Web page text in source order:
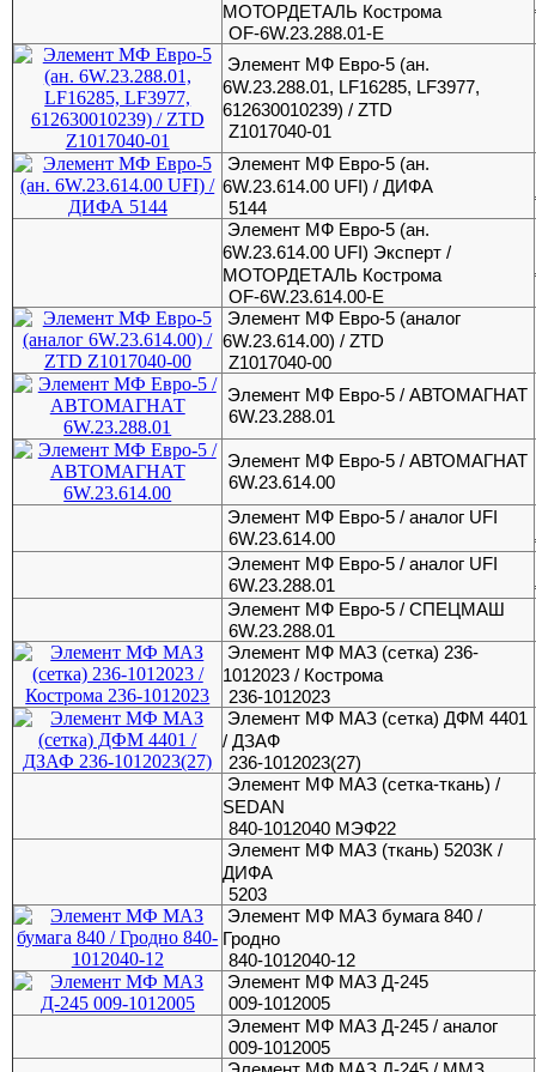
МОТОРДЕТАЛЬ Кострома
OF-6W.23.288.01-E
Элемент МФ Евро-5 (ан.
6W.23.288.01, LF16285, LF3977,
612630010239) / ZTD
Z1017040-01
Элемент МФ Евро-5 (ан.
6W.23.614.00 UFI) / ДИФА
5144
Элемент МФ Евро-5 (ан.
6W.23.614.00 UFI) Эксперт /
МОТОРДЕТАЛЬ Кострома
OF-6W.23.614.00-E
Элемент МФ Евро-5 (аналог
6W.23.614.00) / ZTD
Z1017040-00
Элемент МФ Евро-5 / АВТОМАГНАТ
6W.23.288.01
Элемент МФ Евро-5 / АВТОМАГНАТ
6W.23.614.00
Элемент МФ Евро-5 / аналог UFI
6W.23.614.00
Элемент МФ Евро-5 / аналог UFI
6W.23.288.01
Элемент МФ Евро-5 / СПЕЦМАШ
6W.23.288.01
Элемент МФ МАЗ (сетка) 236-
1012023 / Кострома
236-1012023
Элемент МФ МАЗ (сетка) ДФМ 4401
/ ДЗАФ
236-1012023(27)
Элемент МФ МАЗ (сетка-ткань) /
SEDAN
840-1012040 МЭФ22
Элемент МФ МАЗ (ткань) 5203К /
ДИФА
5203
Элемент МФ МАЗ бумага 840 /
Гродно
840-1012040-12
Элемент МФ МАЗ Д-245
009-1012005
Элемент МФ МАЗ Д-245 / аналог
009-1012005